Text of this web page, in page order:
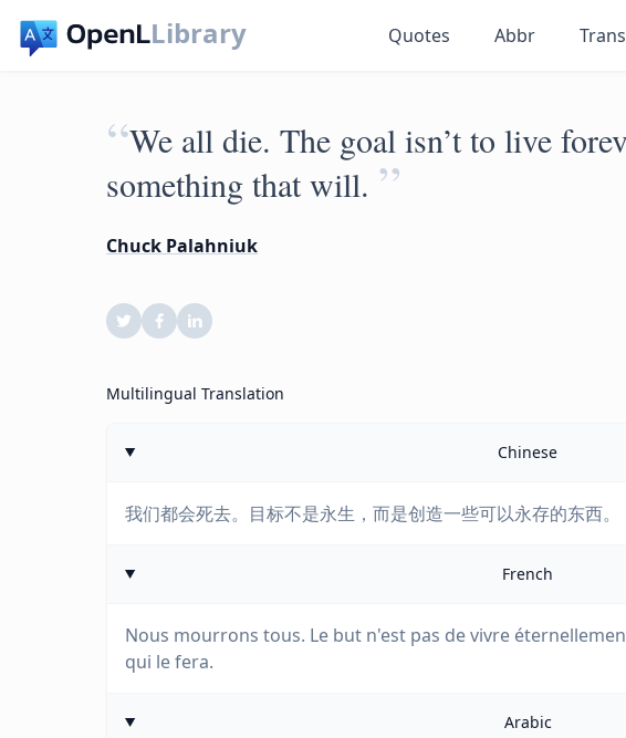
Library Quotes Abbr
“We all die. The goal isn’t to live
something that will. ”
Chuck Palahniuk
Multilingual Translation
Chinese
我们都会死去。目标不是永生，而是创造一些可以永存的东西。
French
Nous mourrons tous. Le but n'est pas de vivre
qui le fera.
Arabic